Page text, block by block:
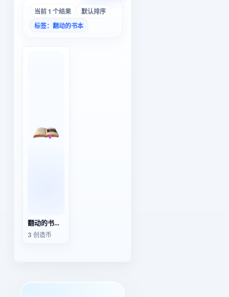
当前 1 个结果
默认排序
标签：翻动的书本
翻动的书本（3D动作模型）
3 创造币